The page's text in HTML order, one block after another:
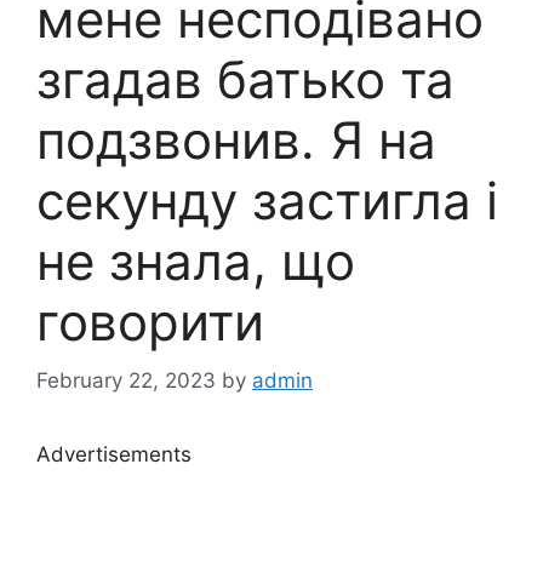
мене несподівано
згадав батько та
подзвонив. Я на
секунду застигла і
не знала, що
говорити
February 22, 2023 by admin
Advertisements